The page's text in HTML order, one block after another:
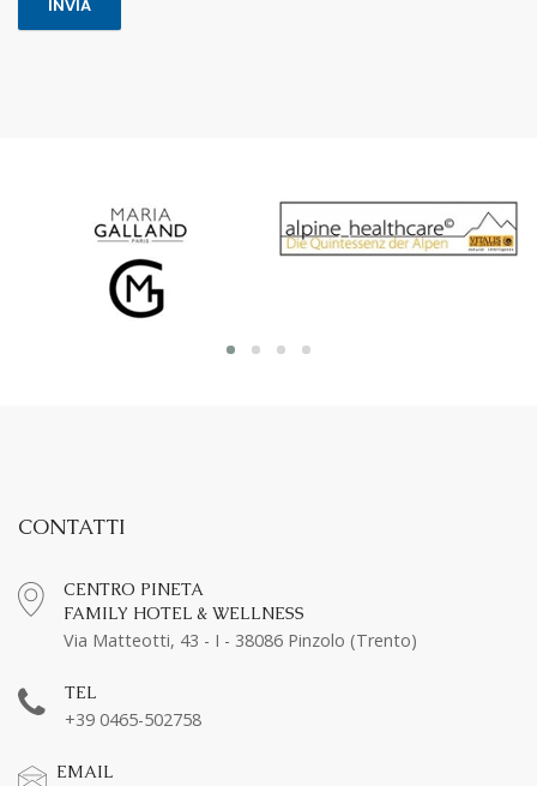
CONTATTI
CENTRO PINETA
FAMILY HOTEL & WELLNESS
Via Matteotti, 43 - I - 38086 Pinzolo (Trento)
TEL
+39 0465-502758
EMAIL